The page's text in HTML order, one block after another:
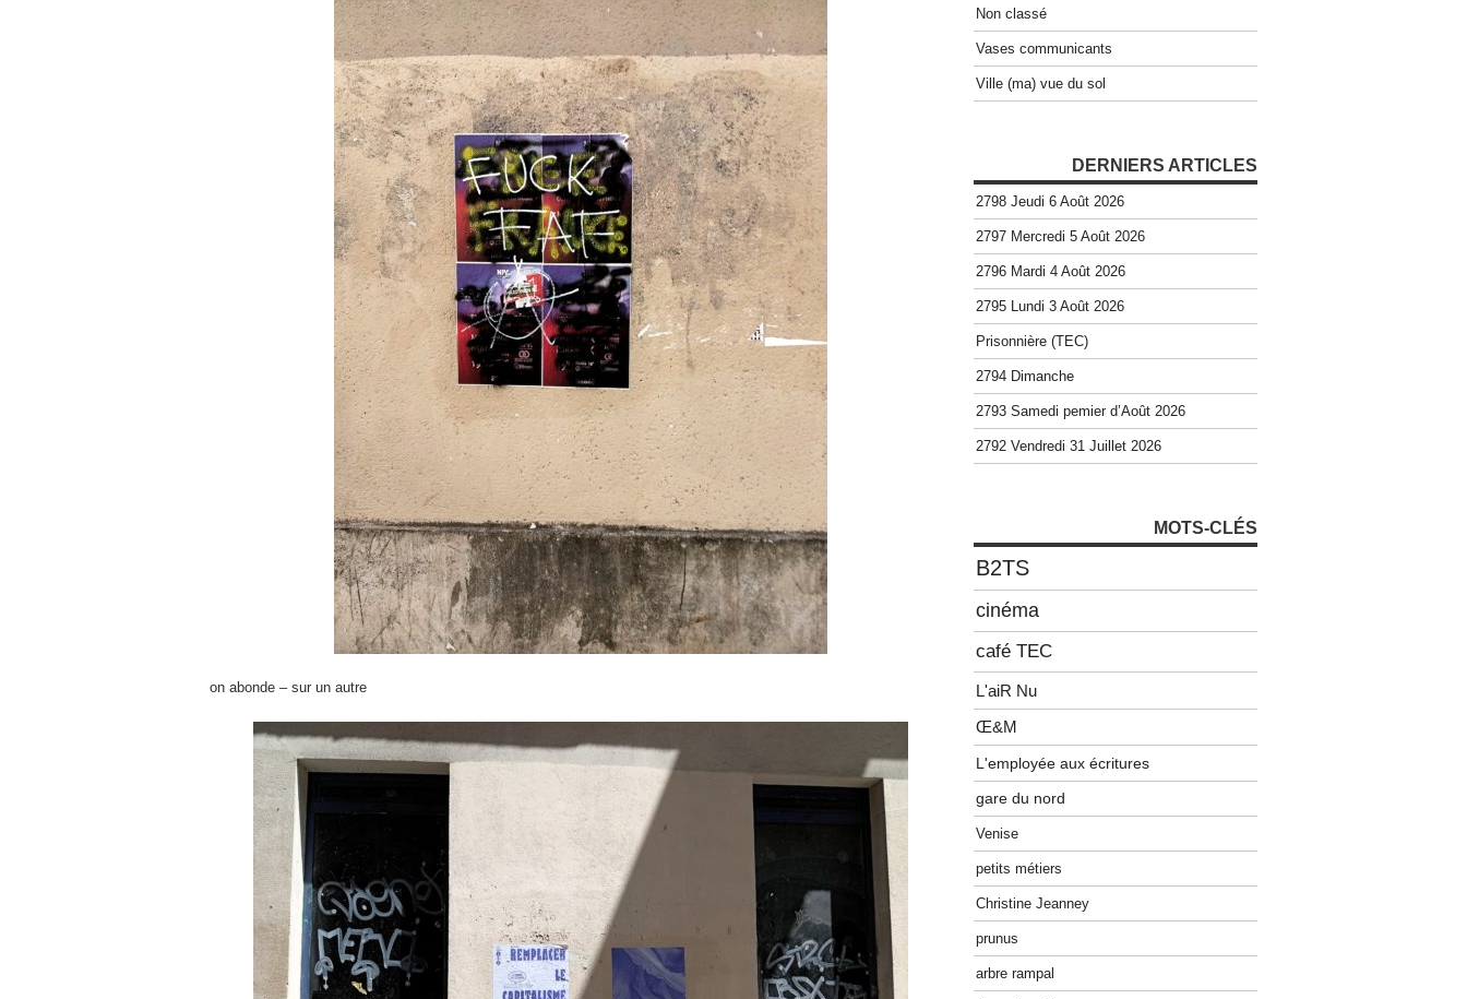
on abonde – sur un autre
Non classé
Vases communicants
Ville (ma) vue du sol
DERNIERS ARTICLES
2798 Jeudi 6 Août 2026
2797 Mercredi 5 Août 2026
2796 Mardi 4 Août 2026
2795 Lundi 3 Août 2026
Prisonnière (TEC)
2794 Dimanche
2793 Samedi pemier d’Août 2026
2792 Vendredi 31 Juillet 2026
MOTS-CLÉS
B2TS
cinéma
café TEC
L'aiR Nu
Œ&M
L'employée aux écritures
gare du nord
Venise
petits métiers
Christine Jeanney
prunus
arbre rampal